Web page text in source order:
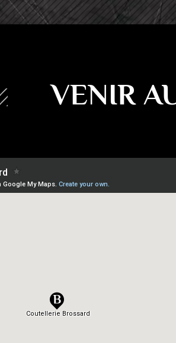
VENIR